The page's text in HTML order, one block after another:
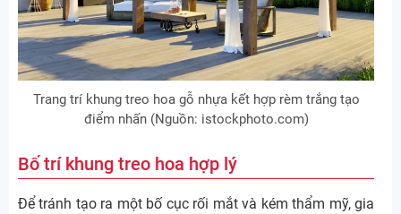
Trang trí khung treo hoa gỗ nhựa kết hợp rèm trắng tạo
điểm nhấn (Nguồn: istockphoto.com)
Bố trí khung treo hoa hợp lý
Để tránh tạo ra một bố cục rối mắt và kém thẩm mỹ, gia